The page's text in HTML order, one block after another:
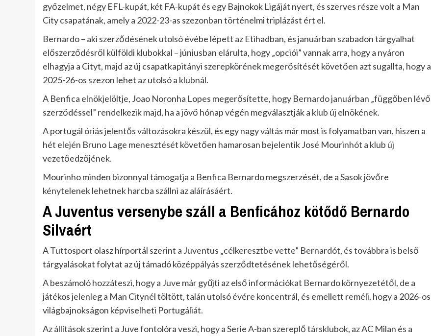
győzelmet, négy EFL-kupát, két FA-kupát és egy Bajnokok Ligáját nyert, és szerves része volt a Man
City csapatának, amely a 2022-23-as szezonban történelmi triplázást ért el.
Bernardo – aki szerződésének utolsó évébe lépett az Etihadban, és januárban szabadon tárgyalhat
előszerződésről külföldi klubokkal – júniusban elárulta, hogy „opciói” vannak arra, hogy a nyáron
elhagyja a Cityt, majd az új csapatkapitányi szerepkörének megerősítését követően azt sugallta, hogy a
2025-26-os szezon lehet az utolsó a klubnál.
A Benfica elnökjelöltje, Joao Noronha Lopes megerősítette, hogy Bernardo januárban „függőben lévő
szerződéssel” rendelkezik majd, ha a jövő hónap végén megválasztják a klub új elnökének.
A portugál óriás jelentős változásokra készül, és egy nagy váltás már most is folyamatban van, hiszen a
hét elején Bruno Lage menesztését követően hamarosan bejelentik José Mourinhót a klub új
vezetőedzőjének.
Mourinho minden bizonnyal támogatja a Benfica Bernardo megszerzését, de a Sasok jövőre
kénytelenek lehetnek harcba szállni az aláírásáért.
A Juventus versenybe száll a Benficához kötődő Bernardo
Silvaért
A Tuttosport olasz hírportál szerint a Juventus „célkeresztbe vette” Bernardót, és továbbra is belső
tárgyalásokat folytat az új támadó középpályás szerződtetésének lehetőségéről.
A beszámoló hozzáteszi, hogy a Juve már gyűjti az első információkat Bernardo környezetétől, de a
játékos jelenleg a Man Citynél töltött, talán utolsó évére koncentrál, és emellett reméli, hogy a 2026-os
világbajnokságon képviselheti Portugáliát.
Az állítások szerint a Juve fontolóra veszi, hogy a Serie A-ban szereplő társklubok, az AC Milan és a